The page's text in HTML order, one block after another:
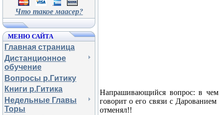
Что такое маасер?
МЕНЮ САЙТА
Главная страница
Дистанционное
обучение
Вопросы р.Гитику
Книги р.Гитика
Недельные Главы
Торы
Напрашивающийся вопрос: в чем
говорит о его связи с
отменял!!